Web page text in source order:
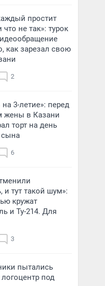
простит
что не так»: турок
как зарезал свою
2
на 3-летие»: перед
жены в Казани
торт на день
6
и тут такой шум»:
кружат
и Ту-214. Для
3
пытались
логоцентр под